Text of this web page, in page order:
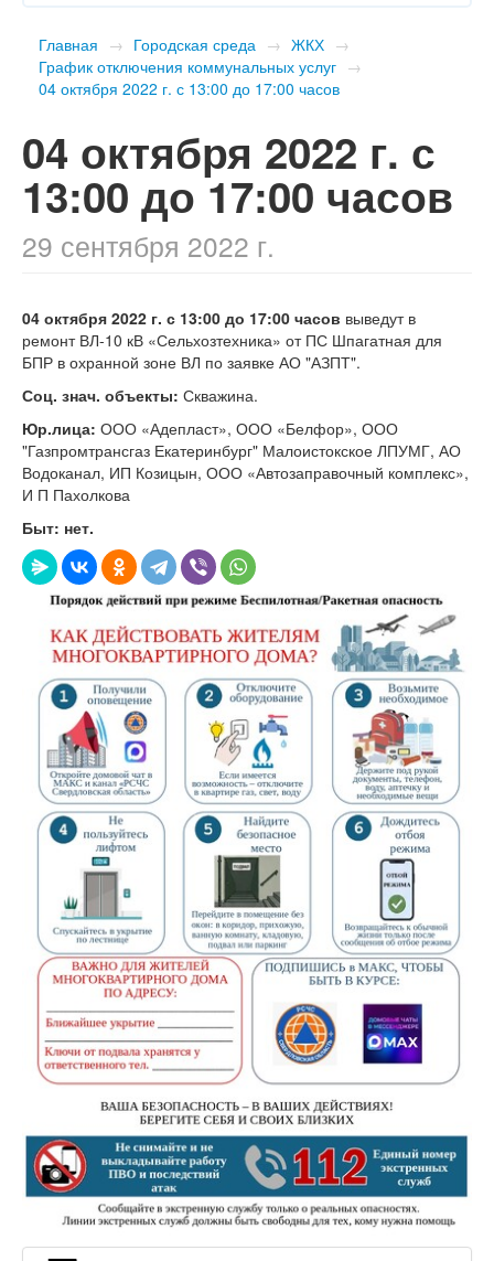
Главная → Городская среда → ЖКХ →
График отключения коммунальных услуг →
​04 октября 2022 г. с 13:00 до 17:00 часов
​04 октября 2022 г. с
13:00 до 17:00 часов
29 сентября 2022 г.
04 октября 2022 г. с 13:00 до 17:00 часов выведут в
ремонт ВЛ-10 кВ «Сельхозтехника» от ПС Шпагатная для
БПР в охранной зоне ВЛ по заявке АО "АЗПТ".
Соц. знач. объекты: Скважина.
Юр.лица: ООО «Адепласт», ООО «Белфор», ООО
"Газпромтрансгаз Екатеринбург" Малоистокское ЛПУМГ, АО
Водоканал, ИП Козицын, ООО «Автозаправочный комплекс»,
И П Пахолкова
Быт: нет.